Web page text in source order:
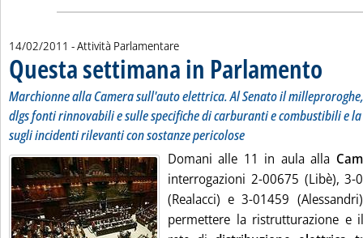
14/02/2011 - Attività Parlamentare
Questa settimana in Parlamento
Marchionne alla Camera sull'auto elettrica. Al Senato il
dlgs fonti rinnovabili e sulle specifiche di carburanti e combustibili e
sugli incidenti rilevanti con sostanze pericolose
Domani alle 11 in aula alla
interrogazioni 2-00675 (Libè), 3-
(Realacci) e 3-01459
permettere la ristrutturazione e